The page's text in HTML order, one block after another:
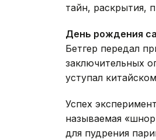
тайн, раскрытия,
День рождения
Бетгер передал
заключительных
уступал
Успех
называемая
для пудрения